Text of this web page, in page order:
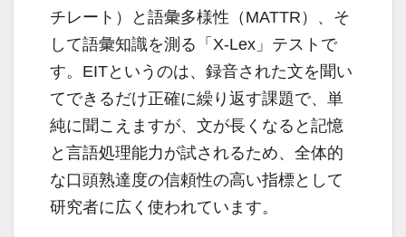
チレート）と語彙多様性（MATTR）、そ
して語彙知識を測る「X-Lex」テストで
す。EITというのは、録音された文を聞い
てできるだけ正確に繰り返す課題で、単
純に聞こえますが、文が長くなると記憶
と言語処理能力が試されるため、全体的
な口頭熟達度の信頼性の高い指標として
研究者に広く使われています。